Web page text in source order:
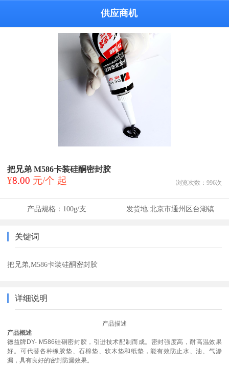
供应商机
把兄弟 M586卡装硅酮密封胶
¥8.00 元/个 起 浏览次数： 996次
产品规格： 100g/支 发货地:北京市通州区台湖镇
关键词
把兄弟,M586卡装硅酮密封胶
详细说明
产品描述
产品概述
德益牌DY- M586硅硐密封胶，引进技术配制而成。密封强度高，耐高温效果
好。可代替各种橡胶垫、石棉垫、软木垫和纸垫，能有效防止水、油、气渗
漏，具有良好的密封防漏效果。